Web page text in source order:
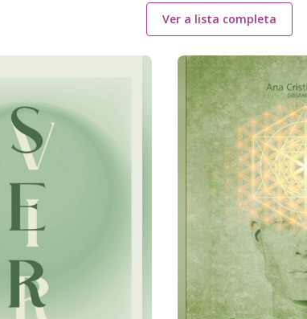
Ver a lista completa